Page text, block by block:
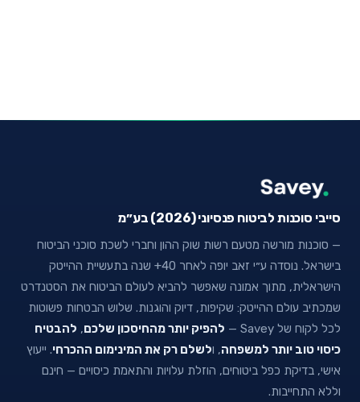
סייבי סוכנות לביטוח פנסיוני (2026) בע״מ
— סוכנות מורשה מטעם רשות שוק ההון וחברי לשכת סוכני הביטוח
בישראל. נוסדה ע״י זאב יופה לאחר 40+ שנה בתעשיית ההייטק
הישראלית, מתוך אמונה שאפשר להביא לעולם הביטוח את הסטנדרט
שמכתיב עולם ההייטק: שקיפות, דיוק והוגנות. שלוש הבטחות פשוטות
לכל לקוח של Savey —
להפיק יותר מהחיסכון שלכם, להבטיח
כיסוי טוב יותר למשפחה, ולשלם רק את המינימום ההכרחי. ייעוץ
אישי, בדיקת כפל ביטוחים, הוזלת עלויות והתאמת כיסויים — חינם
וללא התחייבות.